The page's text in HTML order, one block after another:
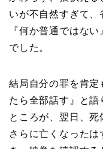
いが不自然すぎて、
『何か普通ではな
でした。
結局自分の罪を肯定
たら全部話す』と語
ところが、翌日、死
さらに亡くなった